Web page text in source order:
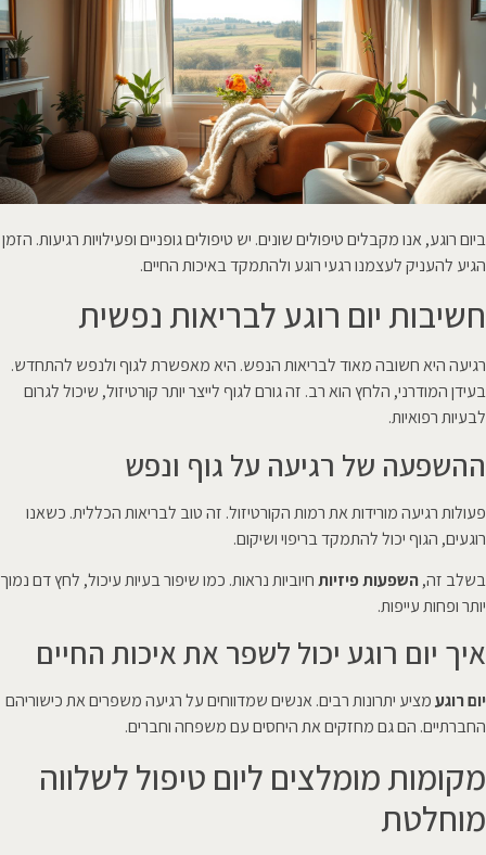
ביום רוגע, אנו מקבלים טיפולים שונים. יש טיפולים גופניים ופעילויות רגיעות. הזמן
הגיע להעניק לעצמנו רגעי רוגע ולהתמקד באיכות החיים.
חשיבות יום רוגע לבריאות נפשית
רגיעה היא חשובה מאוד לבריאות הנפש. היא מאפשרת לגוף ולנפש להתחדש.
בעידן המודרני, הלחץ הוא רב. זה גורם לגוף לייצר יותר קורטיזול, שיכול לגרום
לבעיות רפואיות.
ההשפעה של רגיעה על גוף ונפש
פעולות רגיעה מורידות את רמות הקורטיזול. זה טוב לבריאות הכללית. כשאנו
רוגעים, הגוף יכול להתמקד בריפוי ושיקום.
בשלב זה,השפעות פיזיותחיוביות נראות. כמו שיפור בעיות עיכול, לחץ דם נמוך
יותר ופחות עייפות.
איך יום רוגע יכול לשפר את איכות החיים
יום רוגעמציע יתרונות רבים. אנשים שמדווחים על רגיעה משפרים את כישוריהם
החברתיים. הם גם מחזקים את היחסים עם משפחה וחברים.
מקומות מומלצים ליום טיפול לשלווה
מוחלטת